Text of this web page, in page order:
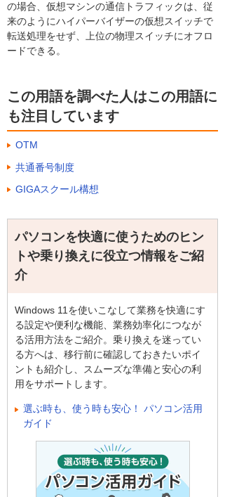
の場合、仮想マシンの通信トラフィックは、従
来のようにハイパーバイザーの仮想スイッチで
転送処理をせず、上位の物理スイッチにオフロ
ードできる。
この用語を調べた人はこの用語に
も注目しています
OTM
共通番号制度
GIGAスクール構想
パソコンを快適に使うためのヒン
トや乗り換えに役立つ情報をご紹
介
Windows 11を使いこなして業務を快適にす
る設定や便利な機能、業務効率化につなが
る活用方法をご紹介。乗り換えを迷ってい
る方へは、移行前に確認しておきたいポイ
ントも紹介し、スムーズな準備と安心の利
用をサポートします。
選ぶ時も、使う時も安心！ パソコン活用
ガイド